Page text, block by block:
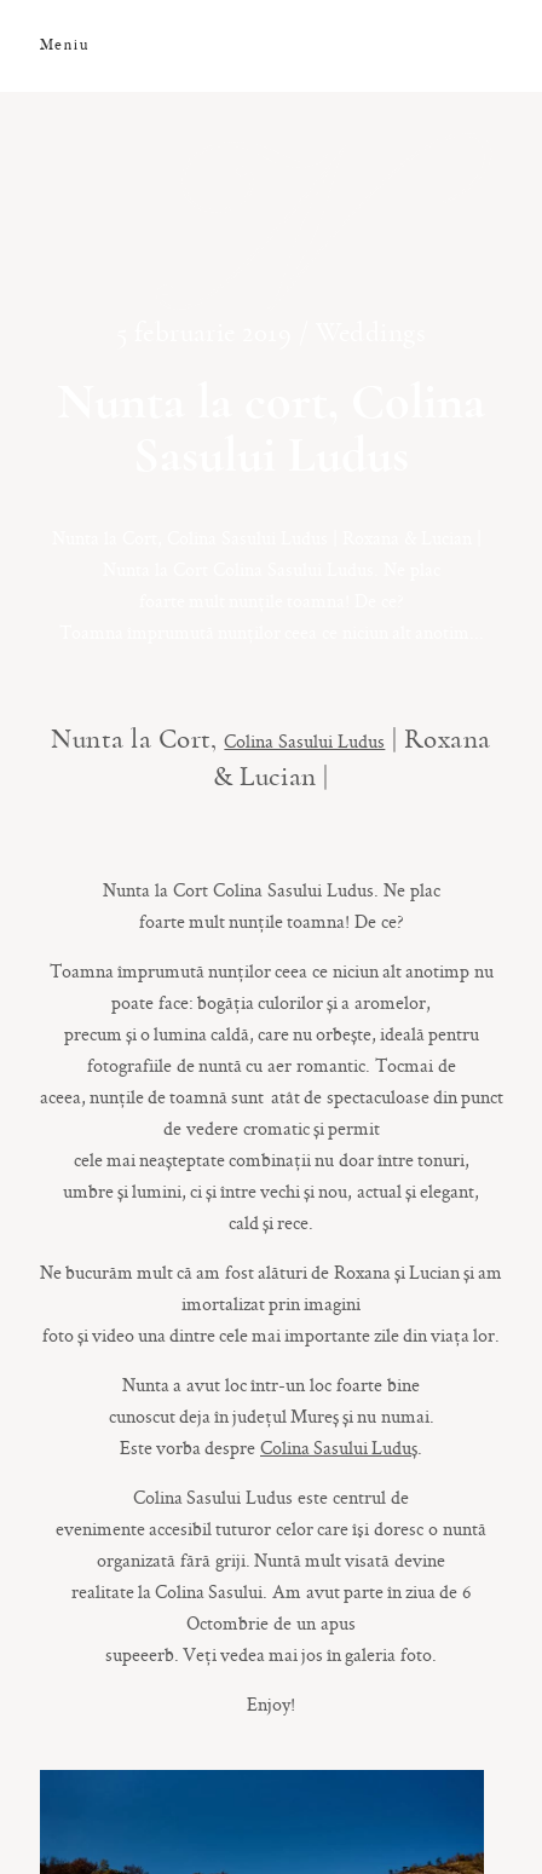
Meniu
Nunta la Cort,Colina Sasului Ludus
| Roxana
& Lucian |
Nunta la Cort Colina Sasului Ludus. Ne plac
foartemultnunțiletoamna! De ce?
Toamnaîmprumutănunțilorceea ce niciunaltanotimp nu
poate face:bogățiaculorilorșia aromelor,
precumșioluminacaldă,carenuorbește,idealăpentru
fotografiile denuntăcu aer romantic. Tocmai de
aceea,nunțiledetoamnăsunt atâtde spectaculoasedinpunct
de vedere cromaticșipermit
celemaineașteptatecombinațiinu doarîntretonuri,
umbreșilumini,cișiîntrevechișinou, actualșielegant,
caldșirece.
Nebucurămmultcăam fostalăturide RoxanașiLucianșiam
imortalizatprinimagini
fotoșivideounadintrecelemaiimportanteziledinviațalor.
Nuntaa avut locîntr-un loc foarte bine
cunoscutdejaînjudețulMureșșinu numai.
EstevorbadespreColinaSasuluiLuduș.
ColinaSasului Ludus este centrul de
evenimenteaccesibiltuturor celorcareîşi doresc o nuntă
organizată fără griji.Nuntămultvisată devine
realitatelaColinaSasului. Am avutparteînziuade 6
Octombrie de un apus
supeeerb.Vețivedeamaijosîngaleria foto.
Enjoy!